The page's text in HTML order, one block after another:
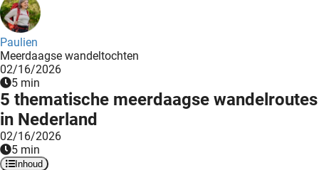
Paulien
Meerdaagse wandeltochten
02/16/2026
5 min
5 thematische meerdaagse wandelroutes
in Nederland
02/16/2026
5 min
Inhoud
te
de
Hierdoor
website-